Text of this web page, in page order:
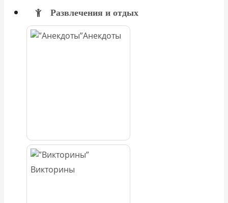
Развлечения и отдых
Анекдоты
Викторины